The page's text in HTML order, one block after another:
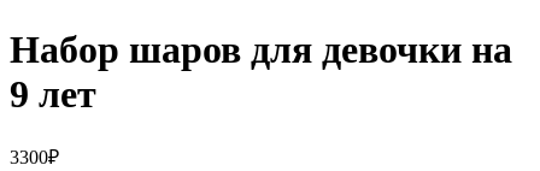
Набор шаров для девочки на
9 лет
3300₽